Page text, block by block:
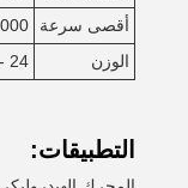
أقصى سرعة
4000 دورة في
الوزن
24 - 145 كجم
التطبيقات: